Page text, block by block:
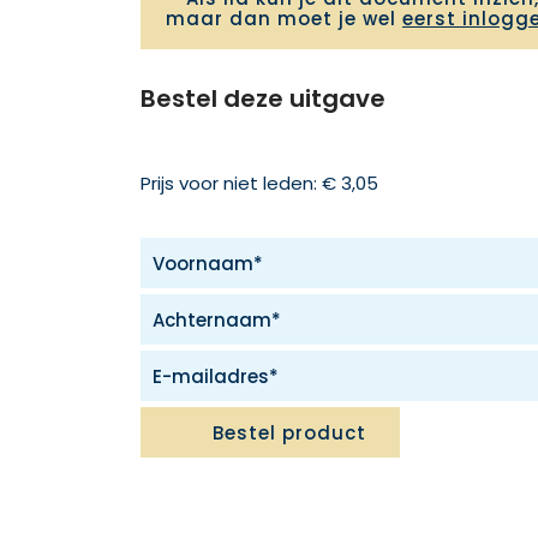
maar dan moet je wel eerst
Bestel deze uitgave
Prijs voor niet leden: € 3,05
Bestel product